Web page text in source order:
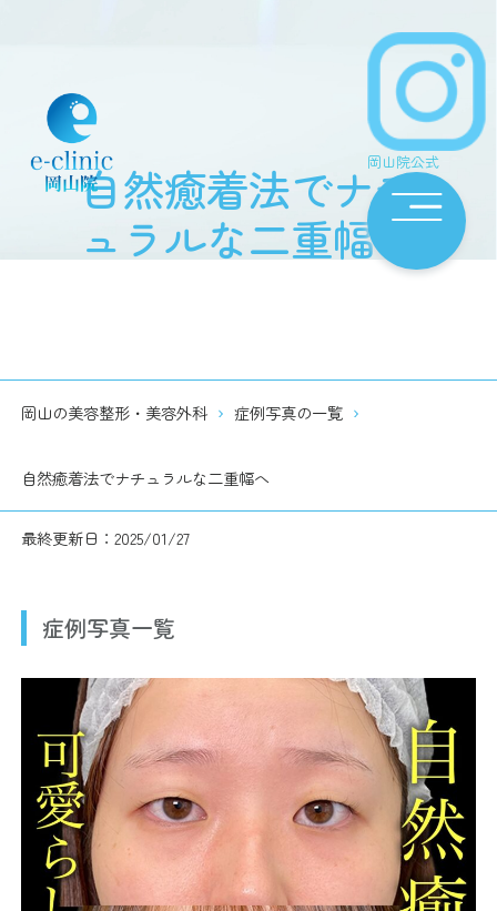
岡山院公式
自然癒着法でナチ
ュラルな二重幅へ
岡山の美容整形・美容外科 症例写真の一覧
自然癒着法でナチュラルな二重幅へ
最終更新日：2025/01/27
症例写真一覧